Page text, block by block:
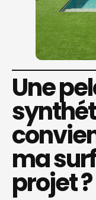
Une
ma
projet ?